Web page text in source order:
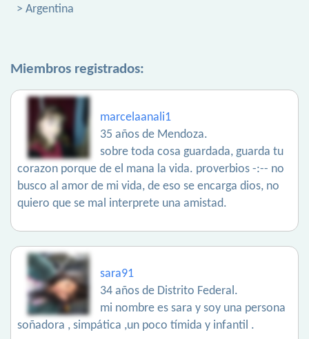
> Argentina
Miembros registrados:
marcelaanali1
35 años de Mendoza.
sobre toda cosa guardada, guarda tu
corazon porque de el mana la vida. proverbios -:-- no
busco al amor de mi vida, de eso se encarga dios, no
quiero que se mal interprete una amistad.
sara91
34 años de Distrito Federal.
mi nombre es sara y soy una persona
soñadora , simpática ,un poco tímida y infantil .